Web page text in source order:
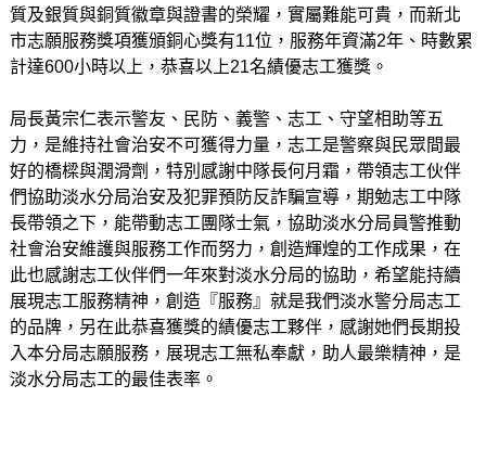
質及銀質與銅質徽章與證書的榮耀，實屬難能可貴，而新北
市志願服務獎項獲頒銅心獎有11位，服務年資滿2年、時數累
計達600小時以上，恭喜以上21名績優志工獲獎。
局長黃宗仁表示警友、民防、義警、志工、守望相助等五
力，是維持社會治安不可獲得力量，志工是警察與民眾間最
好的橋樑與潤滑劑，特別感謝中隊長何月霜，帶領志工伙伴
們協助淡水分局治安及犯罪預防反詐騙宣導，期勉志工中隊
長帶領之下，能帶動志工團隊士氣，協助淡水分局員警推動
社會治安維護與服務工作而努力，創造輝煌的工作成果，在
此也感謝志工伙伴們一年來對淡水分局的協助，希望能持續
展現志工服務精神，創造『服務』就是我們淡水警分局志工
的品牌，另在此恭喜獲獎的績優志工夥伴，感謝她們長期投
入本分局志願服務，展現志工無私奉獻，助人最樂精神，是
淡水分局志工的最佳表率。